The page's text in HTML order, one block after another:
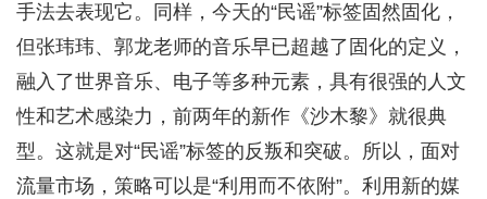
手法去表现它。同样，今天的“民谣”标签固然固化，
但张玮玮、郭龙老师的音乐早已超越了固化的定义，
融入了世界音乐、电子等多种元素，具有很强的人文
性和艺术感染力，前两年的新作《沙木黎》就很典
型。这就是对“民谣”标签的反叛和突破。所以，面对
流量市场，策略可以是“利用而不依附”。利用新的媒